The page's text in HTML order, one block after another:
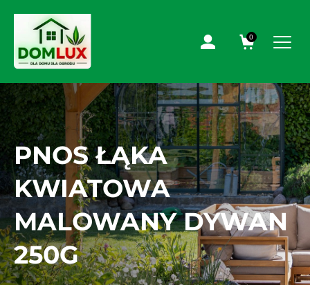
0
PNOS ŁĄKA
KWIATOWA
MALOWANY DYWAN
250G